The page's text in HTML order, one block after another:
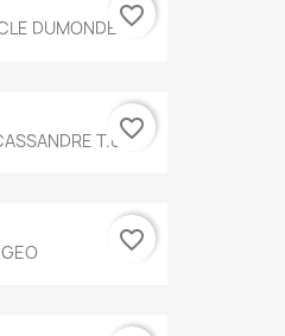
DUMONDE...favorite_border
T.634
favorite_border
GEO favorite_border